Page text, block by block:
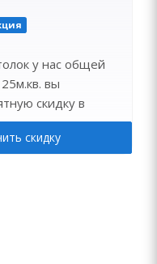
у нас общей
вы
скидку в
скидку